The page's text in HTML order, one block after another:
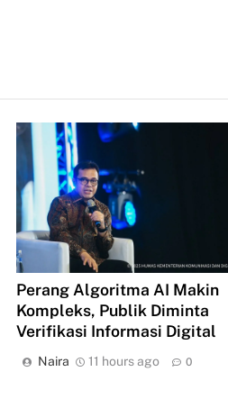
Perang Algoritma AI Makin
Kompleks, Publik Diminta
Verifikasi Informasi Digital
Naira 11 hours ago 0